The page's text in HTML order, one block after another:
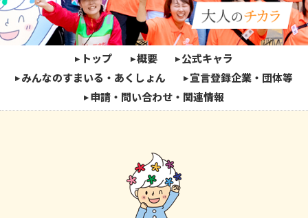
トップ 概要
公式キャラ
みんなのすまいる・あくしょん
宣言登録企業・団体等
申請・問い合わせ・関連情報